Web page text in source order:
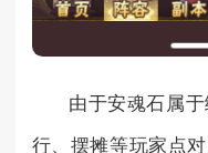
由于安魂石属
行、摆摊等玩家点